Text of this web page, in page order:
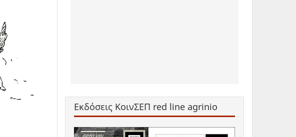
Εκδόσεις ΚοινΣΕΠ red line agrinio